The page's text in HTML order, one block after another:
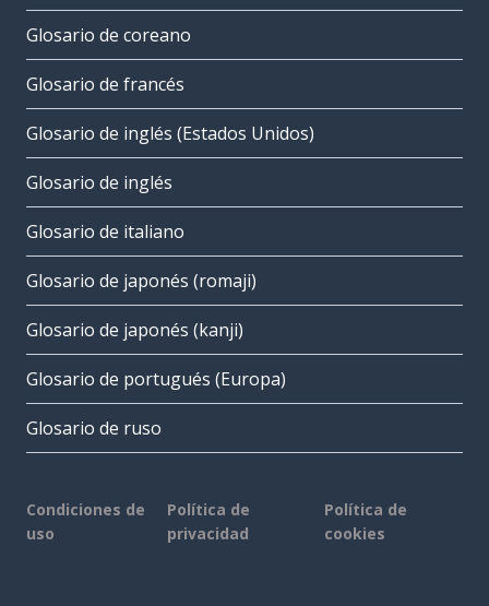
Glosario de coreano
Glosario de francés
Glosario de inglés (Estados Unidos)
Glosario de inglés
Glosario de italiano
Glosario de japonés (romaji)
Glosario de japonés (kanji)
Glosario de portugués (Europa)
Glosario de ruso
Condiciones de
uso
Política de
privacidad
Política de
cookies